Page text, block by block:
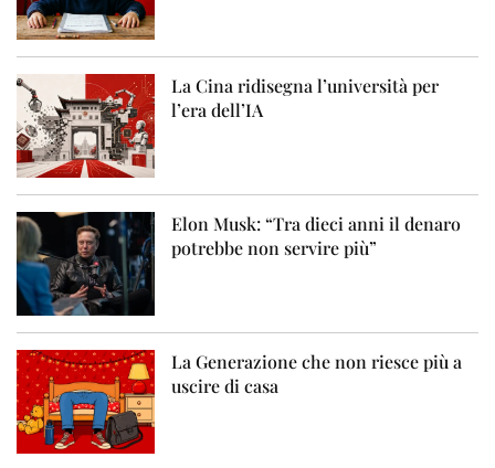
La Cina ridisegna l’università per
l’era dell’IA
Elon Musk: “Tra dieci anni il denaro
potrebbe non servire più”
La Generazione che non riesce più a
uscire di casa